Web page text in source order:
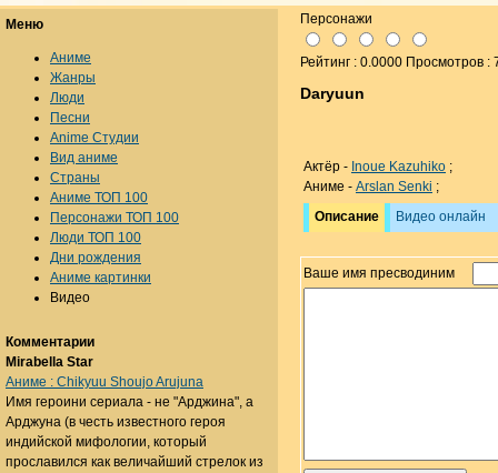
Персонажи
Рейтинг : 0.0000 Просмотров :
Daryuun
Актёр - Inoue Kazuhiko ;
Аниме - Arslan Senki ;
Описание
Видео онлайн
Ваше имя пресводиним
Меню
Аниме
Жанры
Люди
Песни
Anime Студии
Вид аниме
Страны
Аниме ТОП 100
Персонажи ТОП 100
Люди ТОП 100
Дни рождения
Аниме картинки
Видео
Комментарии
Mirabella Star
Аниме : Chikyuu Shoujo Arujuna
Имя героини сериала - не "Арджина", а
Арджуна (в честь известного героя
индийской мифологии, который
прославился как величайший стрелок из